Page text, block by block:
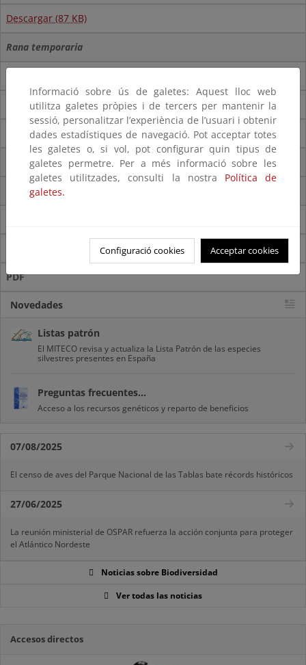
Descargar (87 KB)
Rana temporaria
Descargar (16 KB)
Descargar (176 KB)
Nombre científico
PDF
Novedades
Listas patrón
El MITECO revisa y actualiza la Lista Patrón de las especies
silvestres presentes en España
Preguntas frecuentes...
Acceso a los recursos genéticos y reparto de beneficios
07/08/2025
El censo de aves del Parque Nacional de las Tablas bate récords históricos
27/06/2025
La reunión ministerial de OSPAR refuerza la acción conjunta para proteger
el Atlántico Nordeste
Noticias sobre Biodiversidad
Ver todas las noticias
Accesos directos
Informació sobre ús de galetes: Aquest lloc web
utilitza galetes pròpies i de tercers per mantenir la
sessió, personalitzar l’experiència de l’usuari i obtenir
dades estadístiques de navegació. Pot acceptar totes
les galetes o, si vol, pot configurar quin tipus de
galetes permetre. Per a més informació sobre les
galetes utilitzades, consulti la nostra Política de
galetes.
Configuració cookies Acceptar cookies